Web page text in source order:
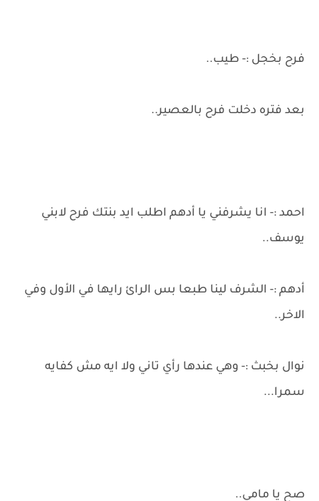
فرح بخجل :- طيب..
بعد فتره دخلت فرح بالعصير..
احمد :- انا يشرفني يا أدهم اطلب ايد بنتك فرح لابني
يوسف..
أدهم :- الشرف لينا طبعا بس الرائ رايها في الأول وفي
الاخر..
نوال بخبث :- وهي عندها رأي تاني ولا ايه مش كفايه
سمرا...
صح يا مامي..